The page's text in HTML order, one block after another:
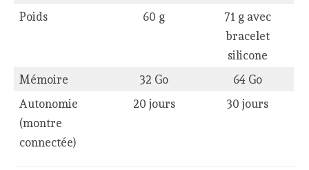
Poids
60 g
71 g avec
bracelet
silicone
Mémoire
32 Go
64 Go
Autonomie
(montre
connectée)
20 jours 30 jours